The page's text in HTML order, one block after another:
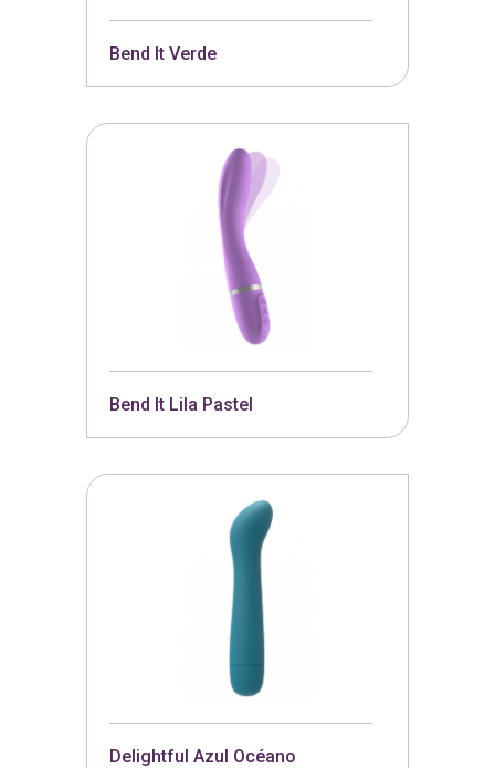
Bend It Verde
Bend It Lila Pastel
Delightful Azul Océano